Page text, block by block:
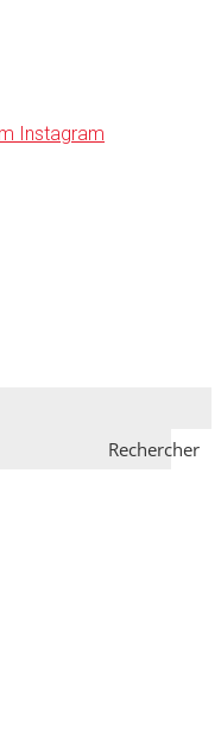
Instagram
Rechercher